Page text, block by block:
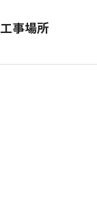
工事場所